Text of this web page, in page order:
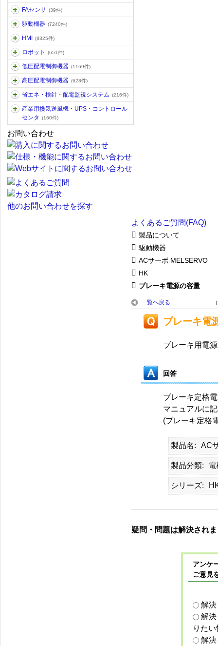
FAセンサ (39件)
駆動機器 (7240件)
HMI (8325件)
ロボット (651件)
低圧配電制御機器 (1169件)
高圧配電制御機器 (628件)
省エネ・検針・配電監視システム (216件)
産業用換気送風機・UPS・コントロール
センタ
(160件)
お問い合わせ
他のお問い合わせを探す
よくあるご質問(FAQ)
製品について
駆動機器
ACサーボ MELSERVO
HK
ブレーキ電源の容量
一覧へ戻る
ブレーキ電
ブレーキ用電
回答
ブレーキ定格
マニュアルに
(ブレーキ定格
製品名 AC
製品分類
シリーズ
疑問・問題は解決され
アンケ
ご意見
解
解
りた
解